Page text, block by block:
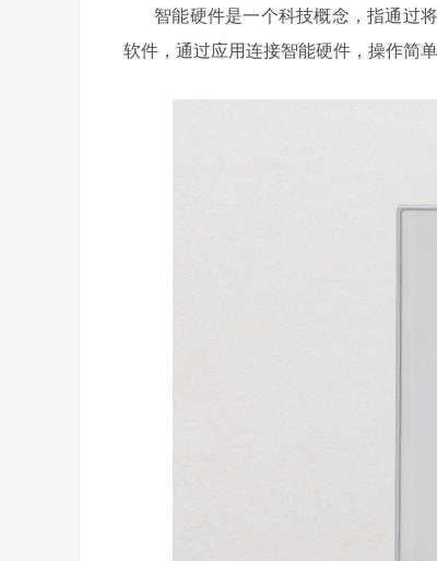
智能硬件是一个科技概念，指通过
软件，通过应用连接智能硬件，操作简